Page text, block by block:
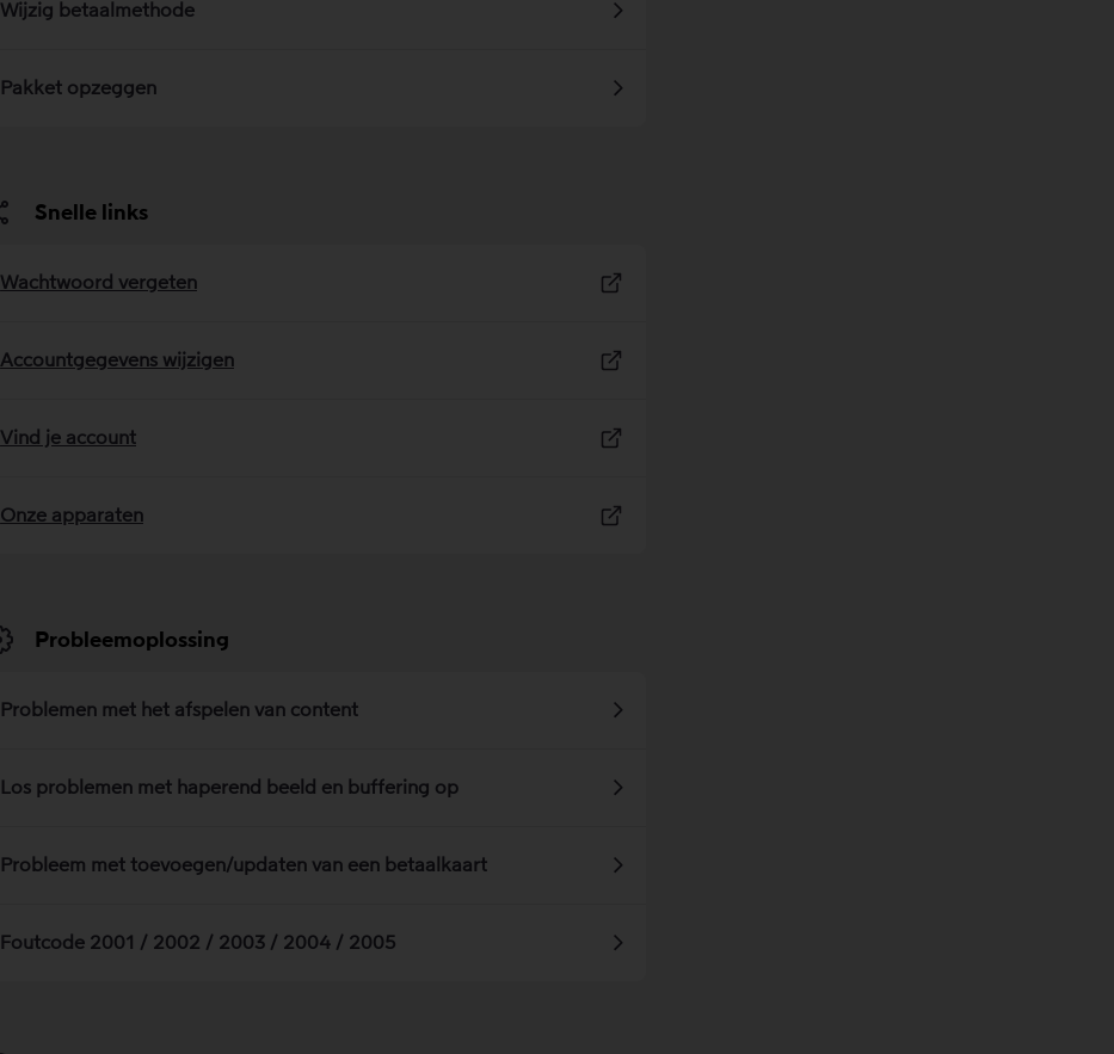
Wijzig betaalmethode
Pakket opzeggen
Snelle links
Wachtwoord vergeten
Accountgegevens wijzigen
Vind je account
Onze apparaten
Probleemoplossing
Problemen met het afspelen van content
Los problemen met haperend beeld en buffering op
Probleem met toevoegen/updaten van een betaalkaart
Foutcode 2001 / 2002 / 2003 / 2004 / 2005